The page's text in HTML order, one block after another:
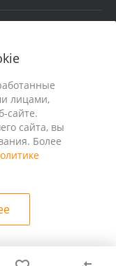
лицами,
сайте.
сайта, вы
Более
Все права